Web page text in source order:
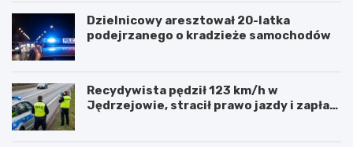
Dzielnicowy aresztował 20-latka
podejrzanego o kradzieże samochodów
Recydywista pędził 123 km/h w
Jędrzejowie, stracił prawo jazdy i zapłaci